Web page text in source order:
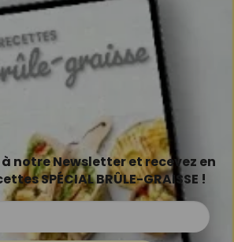
notre Newsletter et recevez en
SPÉCIAL BRÛLE-GRAISSE !